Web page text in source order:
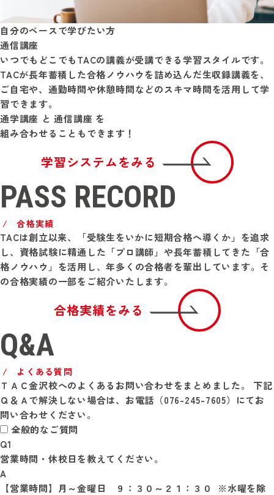
自分のペースで学びたい方
通信講座
いつでもどこでもTACの講義が受講できる学習スタイルです。
TACが長年蓄積した合格ノウハウを詰め込んだ生収録講義を、
ご自宅や、通勤時間や休憩時間などのスキマ時間を活用して学
習できます。
通学講座 と通信講座 を
組み合わせることもできます！
学習システムをみる
PASS RECORD
合格実績
TACは創立以来、「受験生をいかに短期合格へ導くか」を追求
し、資格試験に精通した「プロ講師」や長年蓄積してきた「合
格ノウハウ」を活用し、年多くの合格者を輩出しています。そ
の合格実績の一部をご紹介いたします。
合格実績をみる
Q&A
よくある質問
ＴＡＣ金沢校へのよくあるお問い合わせをまとめました。
下記
Ｑ＆Ａで解決しない場合は、お電話（076-245-7605）にてお
問い合わせください。
全般的なご質問
Q1
営業時間・休校日を教えてください。
A
【営業時間】月～金曜日　９：３０～２１：３０  ※水曜を除